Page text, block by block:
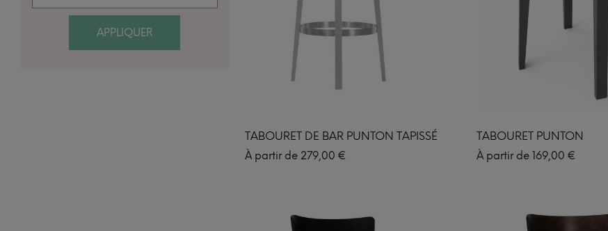
APPLIQUER
TABOURET DE BAR PUNTON TAPISSÉ
À partir de 279,00 €
TABOURET PUNTON
À partir de 169,00 €